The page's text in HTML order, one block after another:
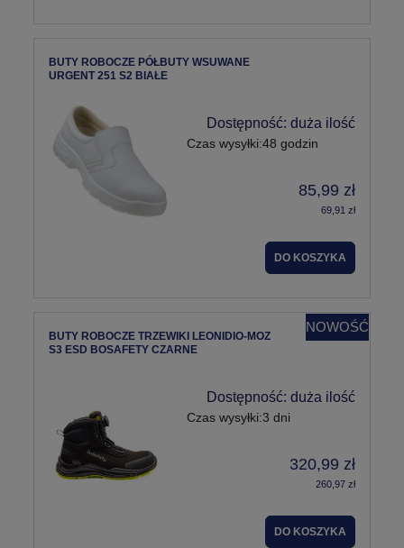
BUTY ROBOCZE PÓŁBUTY WSUWANE
URGENT 251 S2 BIAŁE
Dostępność: duża ilość
Czas wysyłki:48 godzin
85,99 zł
69,91 zł
DO KOSZYKA
BUTY ROBOCZE TRZEWIKI LEONIDIO-MOZ
S3 ESD BOSAFETY CZARNE
Dostępność: duża ilość
Czas wysyłki:3 dni
320,99 zł
260,97 zł
DO KOSZYKA
NOWOŚĆ